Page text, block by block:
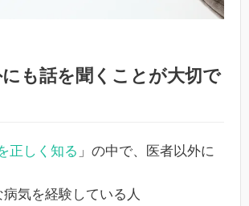
も話を聞くことが大切で
正しく知る 」の中で、医者以外に
病気を経験している人